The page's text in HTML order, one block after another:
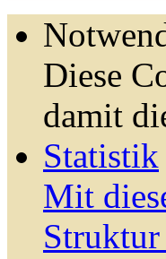
Diese
damit
Statistik
Mit
Struktur